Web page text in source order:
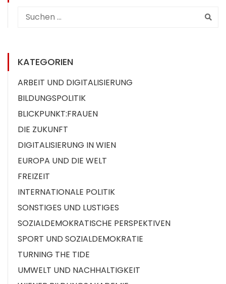
KATEGORIEN
ARBEIT UND DIGITALISIERUNG
BILDUNGSPOLITIK
BLICKPUNKT:FRAUEN
DIE ZUKUNFT
DIGITALISIERUNG IN WIEN
EUROPA UND DIE WELT
FREIZEIT
INTERNATIONALE POLITIK
SONSTIGES UND LUSTIGES
SOZIALDEMOKRATISCHE PERSPEKTIVEN
SPORT UND SOZIALDEMOKRATIE
TURNING THE TIDE
UMWELT UND NACHHALTIGKEIT